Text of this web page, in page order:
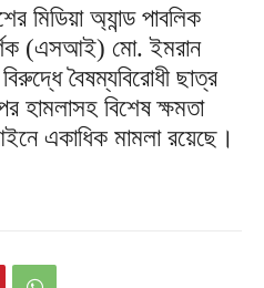
মিডিয়া অ্যান্ড পাবলিক
(এসআই) মো. ইমরান
বৈষম্যবিরোধী ছাত্র
হামলাসহ বিশেষ ক্ষমতা
একাধিক মামলা রয়েছে।